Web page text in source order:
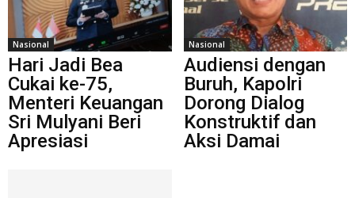
Nasional
Hari Jadi Bea
Cukai ke-75,
Menteri Keuangan
Sri Mulyani Beri
Apresiasi
Nasional
Audiensi dengan
Buruh, Kapolri
Dorong Dialog
Konstruktif dan
Aksi Damai